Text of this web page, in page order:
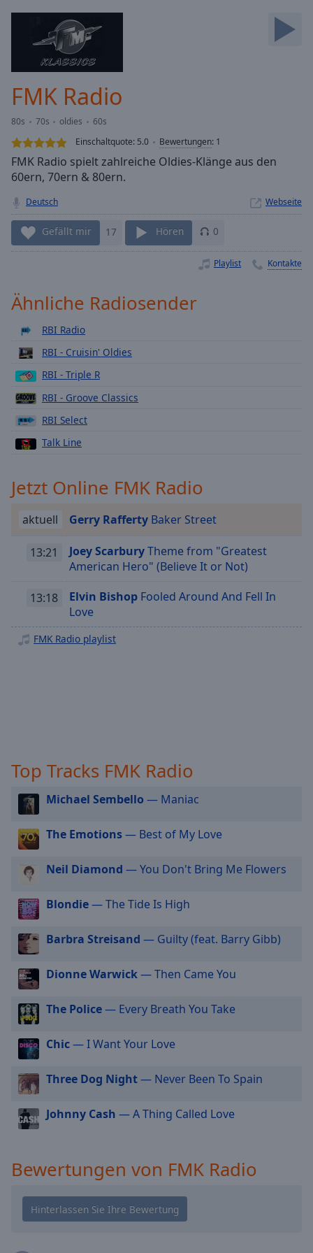
Current
Loaded:
0.00%
Stream
TypeLIVE
live,
currently
behind
LIVE
Remaining
1x
Playback
Rate
Descriptions
descriptions
Subtitles
subtitles
opens
subtitles
settings
dialog
subtitles
off,
This
modal
window.
Beginning
window.
Escape
cancel
and
close
window.
Text
Color
Color
Opacity
FMK Radio
80s 70s oldies
60s
Einschaltquote: 5.0 Bewertungen: 1
FMK Radio spielt zahlreiche Oldies-Klänge aus den
60ern, 70ern & 80ern.
Deutsch Webseite
Gefällt mir 17 Hören 0
Playlist Kontakte
Ähnliche Radiosender
RBI Radio
RBI - Cruisin' Oldies
RBI - Triple R
RBI - Groove Classics
RBI Select
Talk Line
Jetzt Online FMK Radio
aktuell Gerry Rafferty Baker Street
13:21 Joey ScarburyTheme from "Greatest
American Hero" (Believe It or Not)
13:18 Elvin Bishop Fooled Around And Fell In
Love
FMK Radio playlist
Top Tracks FMK Radio
Michael Sembello — Maniac
The Emotions— Best of My Love
Neil Diamond — You Don't Bring Me Flowers
Blondie— The Tide Is High
Barbra Streisand — Guilty (feat. Barry Gibb)
Dionne Warwick— Then Came You
The Police— Every Breath You Take
Chic— I Want Your Love
Three Dog Night— Never Been To Spain
Johnny Cash — A Thing Called Love
Bewertungen von FMK Radio